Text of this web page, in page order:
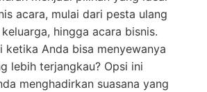
acara, mulai dari pesta ulang
hingga acara bisnis.
ketika Anda bisa menyewanya
lebih terjangkau? Opsi ini
menghadirkan suasana yang